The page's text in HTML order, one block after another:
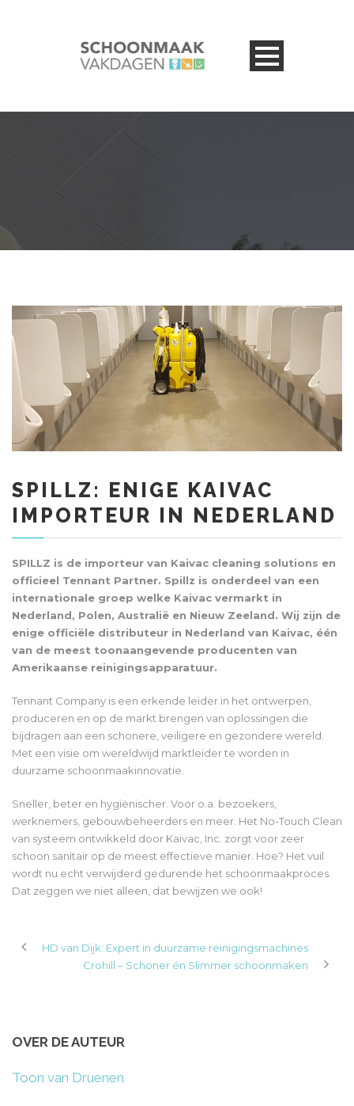
SPILLZ: ENIGE KAIVAC
IMPORTEUR IN NEDERLAND
SPILLZ is de importeur van Kaivac cleaning solutions en
officieel Tennant Partner. Spillz is onderdeel van een
internationale groep welke Kaivac vermarkt in
Nederland, Polen, Australië en Nieuw Zeeland. Wij zijn de
enige officiële distributeur in Nederland van Kaivac, één
van de meest toonaangevende producenten van
Amerikaanse reinigingsapparatuur.
Tennant Company is een erkende leider in het ontwerpen,
produceren en op de markt brengen van oplossingen die
bijdragen aan een schonere, veiligere en gezondere wereld.
Met een visie om wereldwijd marktleider te worden in
duurzame schoonmaakinnovatie.
Sneller, beter en hygiënischer. Voor o.a. bezoekers,
werknemers, gebouwbeheerders en meer. Het No-Touch Clean
van systeem ontwikkeld door Kaivac, Inc. zorgt voor zeer
schoon sanitair op de meest effectieve manier. Hoe? Het vuil
wordt nu echt verwijderd gedurende het schoonmaakproces.
Dat zeggen we niet alleen, dat bewijzen we ook!
HD van Dijk: Expert in duurzame reinigingsmachines
Crohill – Schoner én Slimmer schoonmaken
OVER DE AUTEUR
Toon van Druenen